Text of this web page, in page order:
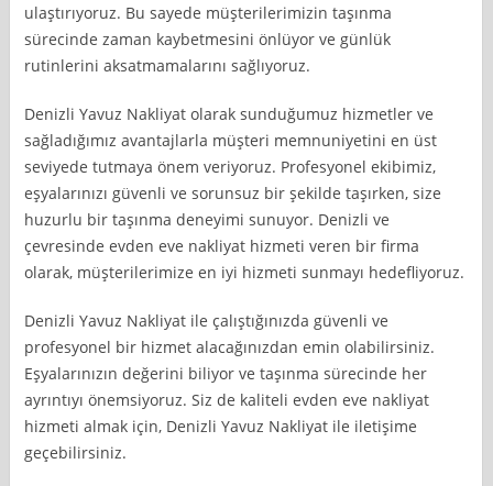
ulaştırıyoruz. Bu sayede müşterilerimizin taşınma
sürecinde zaman kaybetmesini önlüyor ve günlük
rutinlerini aksatmamalarını sağlıyoruz.
Denizli Yavuz Nakliyat olarak sunduğumuz hizmetler ve
sağladığımız avantajlarla müşteri memnuniyetini en üst
seviyede tutmaya önem veriyoruz. Profesyonel ekibimiz,
eşyalarınızı güvenli ve sorunsuz bir şekilde taşırken, size
huzurlu bir taşınma deneyimi sunuyor. Denizli ve
çevresinde evden eve nakliyat hizmeti veren bir firma
olarak, müşterilerimize en iyi hizmeti sunmayı hedefliyoruz.
Denizli Yavuz Nakliyat ile çalıştığınızda güvenli ve
profesyonel bir hizmet alacağınızdan emin olabilirsiniz.
Eşyalarınızın değerini biliyor ve taşınma sürecinde her
ayrıntıyı önemsiyoruz. Siz de kaliteli evden eve nakliyat
hizmeti almak için, Denizli Yavuz Nakliyat ile iletişime
geçebilirsiniz.